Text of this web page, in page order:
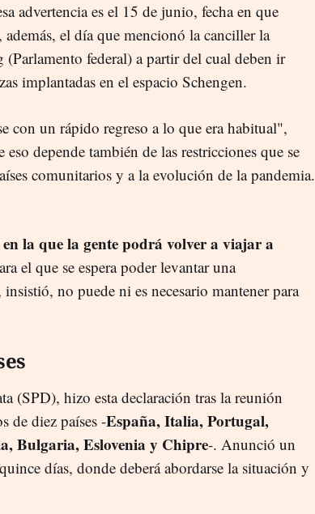
advertencia es el 15 de junio, fecha en que
el día que mencionó la canciller la
(Parlamento federal) a partir del cual deben ir
implantadas en el espacio Schengen.
con un rápido regreso a lo que era habitual",
depende también de las restricciones que se
comunitarios y a la evolución de la pandemia.
la que la gente podrá volver a viajar a
el que se espera poder levantar una
no puede ni es necesario mantener para
(SPD), hizo esta declaración tras la reunión
de diez países -España, Italia, Portugal,
Bulgaria, Eslovenia y Chipre-. Anunció un
días, donde deberá abordarse la situación y